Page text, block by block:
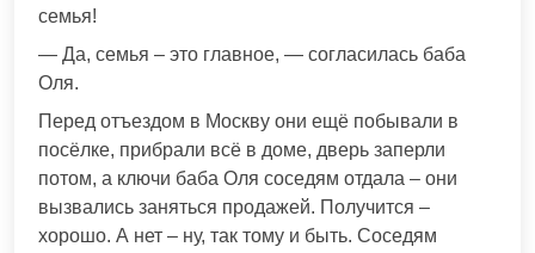
семья!
— Да, семья – это главное, — согласилась баба
Оля.
Перед отъездом в Москву они ещё побывали в
посёлке, прибрали всё в доме, дверь заперли
потом, а ключи баба Оля соседям отдала – они
вызвались заняться продажей. Получится –
хорошо. А нет – ну, так тому и быть. Соседям